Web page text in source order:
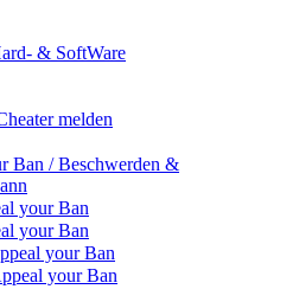
& SoftWare
melden
/ Beschwerden &
your Ban
your Ban
your Ban
your Ban